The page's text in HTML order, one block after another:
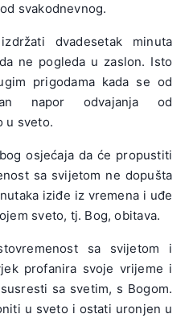
svakodnevnog.
dvadesetak minuta
ne pogleda u zaslon. Isto
prigodama kada se od
napor odvajanja od
u sveto.
osjećaja da će propustiti
sa svijetom ne dopušta
iziđe iz vremena i uđe
sveto, tj. Bog, obitava.
sa svijetom i
profanira svoje vrijeme i
sa svetim, s Bogom.
u sveto i ostati uronjen u